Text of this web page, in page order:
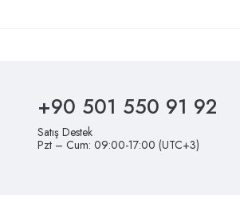
+90 501 550 91 92
Satış Destek
Pzt – Cum: 09:00-17:00 (UTC+3)